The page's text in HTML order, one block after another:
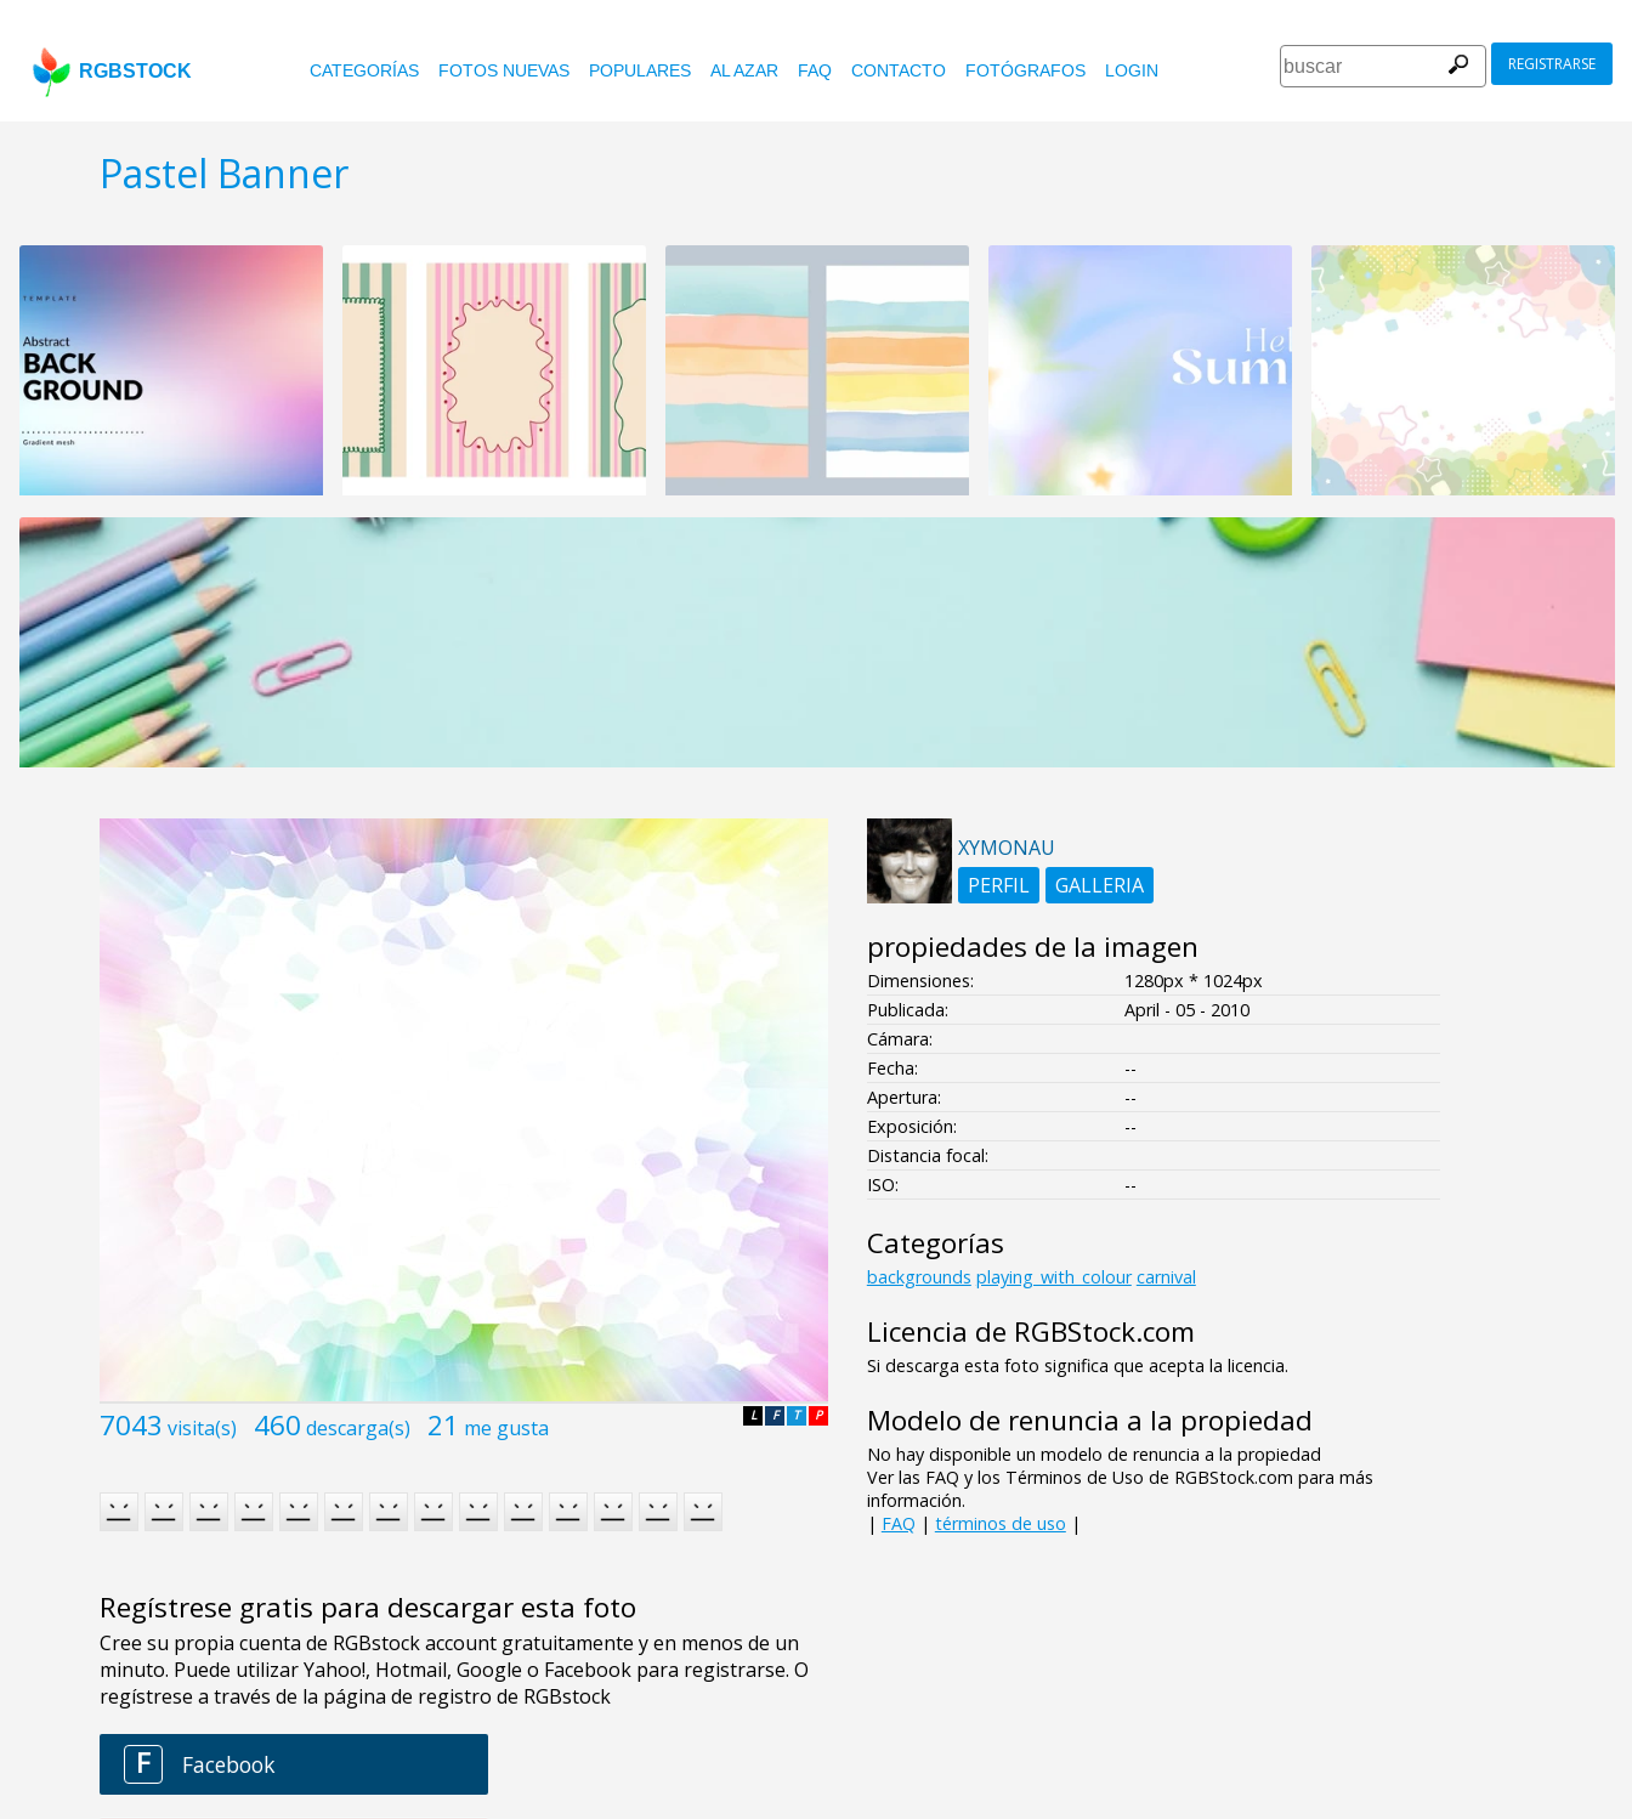
RGBSTOCK CATEGORÍAS FOTOS NUEVAS POPULARES AL AZAR FAQ CONTACTO FOTÓGRAFOS LOGIN REGISTRARSE
Pastel Banner
7043 visita(s) 460 descarga(s) 21 me gusta P
T
F
L
Regístrese gratis para descargar esta foto
XYMONAU
PERFIL
GALLERIA
propiedades de la imagen
Dimensiones:
1280px * 1024px
Publicada:
April - 05 - 2010
Cámara:
Fecha:
--
Apertura:
--
Exposición:
--
Distancia focal:
ISO:
--
Categorías
backgrounds playing_with_colour carnival
Licencia de RGBStock.com
Si descarga esta foto significa que acepta la licencia.
Modelo de renuncia a la propiedad
No hay disponible un modelo de renuncia a la propiedad
Ver las FAQ y los Términos de Uso de RGBStock.com para más
información.
| FAQ | términos de uso |